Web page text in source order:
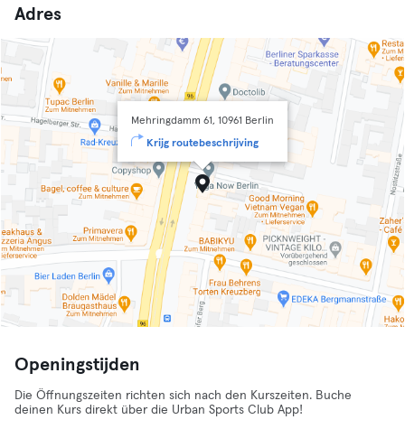
Adres
Mehringdamm 61, 10961 Berlin
Krijg routebeschrijving
Openingstijden
Die Öffnungszeiten richten sich nach den Kurszeiten. Buche
deinen Kurs direkt über die Urban Sports Club App!